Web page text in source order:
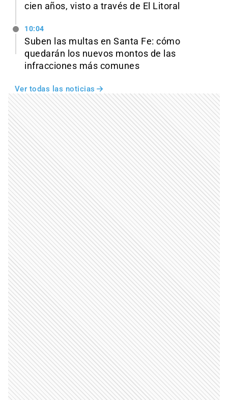
cien años, visto a través de El Litoral
10:04
Suben las multas en Santa Fe: cómo
quedarán los nuevos montos de las
infracciones más comunes
Ver todas las noticias